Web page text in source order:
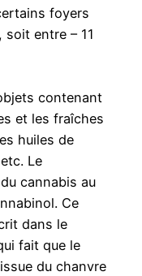
foyers
entre – 11
contenant
et les fraîches
huiles de
Le
cannabis au
Ce
dans le
fait que le
du chanvre